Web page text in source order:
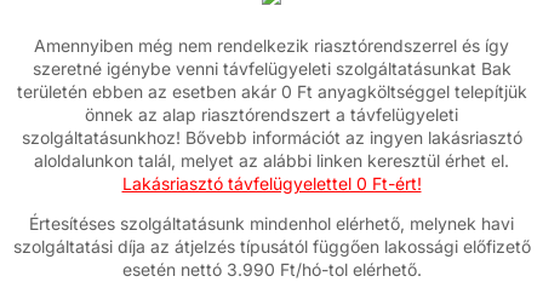
Amennyiben még nem rendelkezik riasztórendszerrel és így
szeretné igénybe venni távfelügyeleti szolgáltatásunkat Bak
területén ebben az esetben akár 0 Ft anyagköltséggel telepítjük
önnek az alap riasztórendszert a távfelügyeleti
szolgáltatásunkhoz! Bővebb információt az ingyen lakásriasztó
aloldalunkon talál, melyet az alábbi linken keresztül érhet el.
Lakásriasztó távfelügyelettel 0 Ft-ért!
Értesítéses szolgáltatásunk mindenhol elérhető, melynek havi
szolgáltatási díja az átjelzés típusától függően lakossági előfizető
esetén nettó 3.990 Ft/hó-tol elérhető.